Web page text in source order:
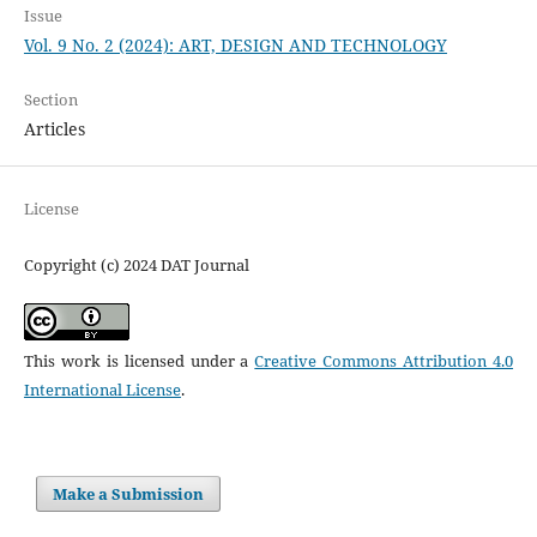
Issue
Vol. 9 No. 2 (2024): ART, DESIGN AND TECHNOLOGY
Section
Articles
License
Copyright (c) 2024 DAT Journal
This work is licensed under aCreative Commons Attribution 4.0
International License.
Make a Submission